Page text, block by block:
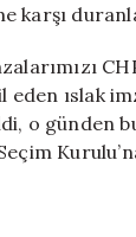
karşı
ıslak
o günden